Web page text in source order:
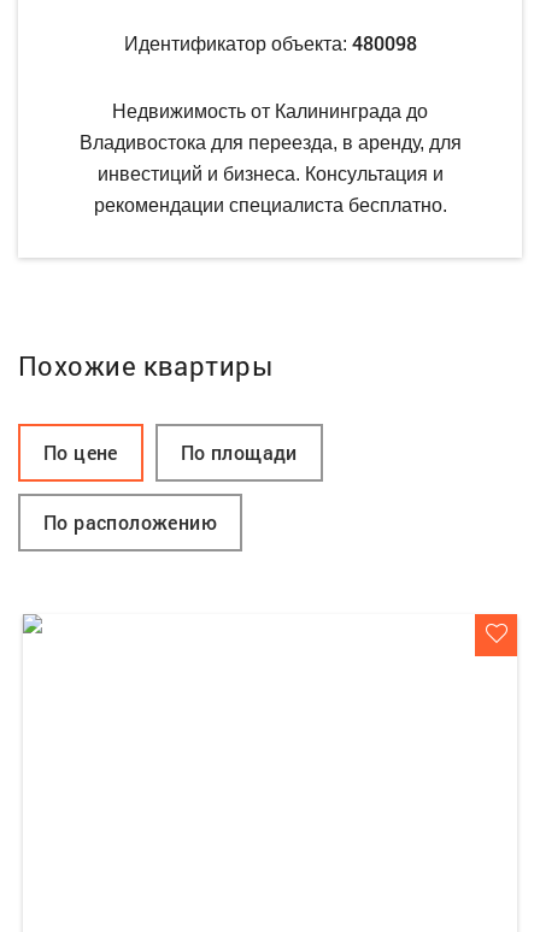
Идентификатор объекта: 480098
Недвижимость от Калининграда до
Владивостока для переезда, в аренду, для
инвестиций и бизнеса. Консультация и
рекомендации специалиста бесплатно.
Похожие квартиры
По цене По площади
По расположению